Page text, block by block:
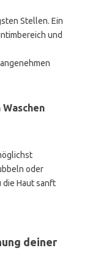
Stellen. Ein
und
oder
die Haut sanft
deiner